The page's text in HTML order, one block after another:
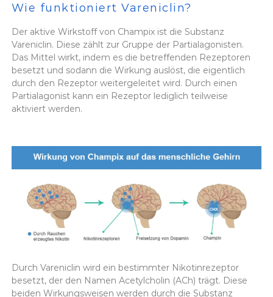
Wie funktioniert Vareniclin?
Der aktive Wirkstoff von Champix ist die Substanz
Vareniclin. Diese zählt zur Gruppe der Partialagonisten.
Das Mittel wirkt, indem es die betreffenden Rezeptoren
besetzt und sodann die Wirkung auslöst, die eigentlich
durch den Rezeptor weitergeleitet wird. Durch einen
Partialagonist kann ein Rezeptor lediglich teilweise
aktiviert werden.
Durch Vareniclin wird ein bestimmter Nikotinrezeptor
besetzt, der den Namen Acetylcholin (ACh) trägt. Diese
beiden Wirkungsweisen werden durch die Substanz